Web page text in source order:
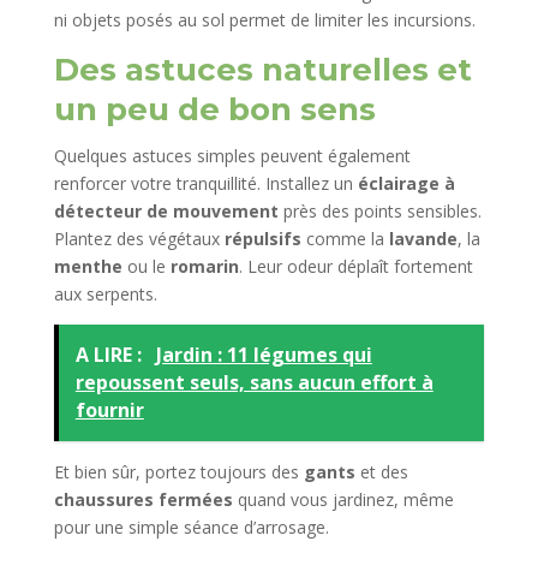
ni objets posés au sol permet de limiter les incursions.
Des astuces naturelles et
un peu de bon sens
Quelques astuces simples peuvent également
renforcer votre tranquillité. Installez un éclairage à
détecteur de mouvement près des points sensibles.
Plantez des végétaux répulsifs comme la lavande, la
menthe ou le romarin. Leur odeur déplaît fortement
aux serpents.
A LIRE : Jardin : 11 légumes qui
repoussent seuls, sans aucun effort à
fournir
Et bien sûr, portez toujours des gants et des
chaussures fermées quand vous jardinez, même
pour une simple séance d’arrosage.